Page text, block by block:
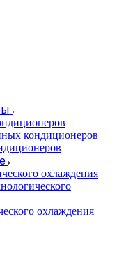
кондиционеров
охлаждения
охлаждения